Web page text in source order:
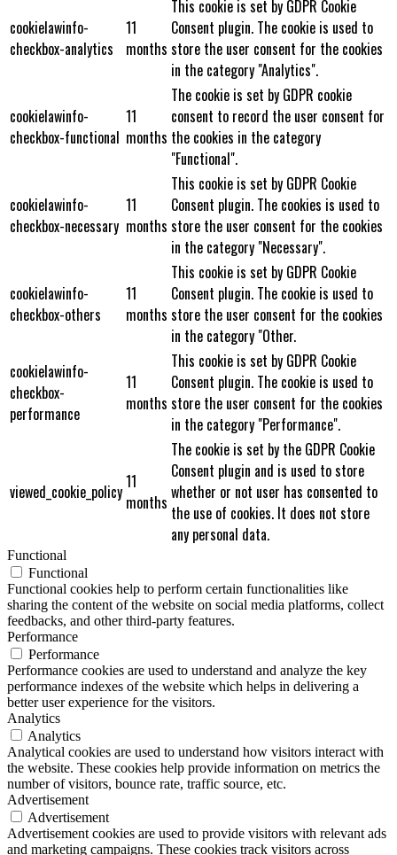
cookielawinfo-
checkbox-analytics
11
months
This cookie is set by GDPR Cookie
Consent plugin. The cookie is used to
store the user consent for the cookies
in the category "Analytics".
cookielawinfo-
checkbox-functional
11
months
The cookie is set by GDPR cookie
consent to record the user consent for
the cookies in the category
"Functional".
cookielawinfo-
checkbox-necessary
11
months
This cookie is set by GDPR Cookie
Consent plugin. The cookies is used to
store the user consent for the cookies
in the category "Necessary".
cookielawinfo-
checkbox-others
11
months
This cookie is set by GDPR Cookie
Consent plugin. The cookie is used to
store the user consent for the cookies
in the category "Other.
cookielawinfo-
checkbox-
performance
11
months
This cookie is set by GDPR Cookie
Consent plugin. The cookie is used to
store the user consent for the cookies
in the category "Performance".
viewed_cookie_policy11
months
The cookie is set by the GDPR Cookie
Consent plugin and is used to store
whether or not user has consented to
the use of cookies. It does not store
any personal data.
Functional
Functional
Functional cookies help to perform certain functionalities like
sharing the content of the website on social media platforms, collect
feedbacks, and other third-party features.
Performance
Performance
Performance cookies are used to understand and analyze the key
performance indexes of the website which helps in delivering a
better user experience for the visitors.
Analytics
Analytics
Analytical cookies are used to understand how visitors interact with
the website. These cookies help provide information on metrics the
number of visitors, bounce rate, traffic source, etc.
Advertisement
Advertisement
Advertisement cookies are used to provide visitors with relevant ads
and marketing campaigns. These cookies track visitors across